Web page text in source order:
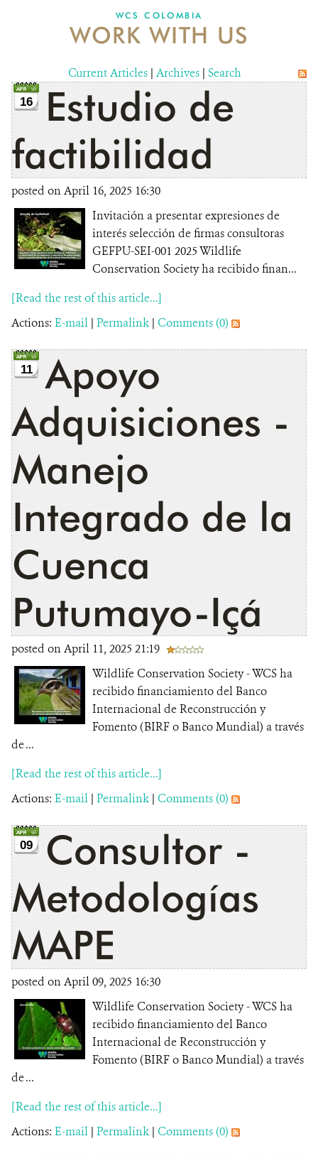
NEWS
PUBLICATIONS
ANNUAL REPORT WCS COLOMBIA
MEDIA COVERAGE
GRIEVANCE REDRESS MECHANISM
DONATE
WCS COLOMBIA
WORK WITH US
Current Articles | Archives | Search
16
Estudio de
factibilidad
posted on April 16, 2025 16:30
Invitación a presentar expresiones de
interés selección de firmas consultoras
GEFPU-SEI-001 2025 Wildlife
Conservation Society ha recibido finan...
[Read the rest of this article...]
Actions: E-mail | Permalink | Comments (0)
11
Apoyo
Adquisiciones -
Manejo
Integrado de la
Cuenca
Putumayo-Içá
posted on April 11, 2025 21:19
Wildlife Conservation Society - WCS ha
recibido financiamiento del Banco
Internacional de Reconstrucción y
Fomento (BIRF o Banco Mundial) a través
de ...
[Read the rest of this article...]
Actions: E-mail | Permalink | Comments (0)
09
Consultor -
Metodologías
MAPE
posted on April 09, 2025 16:30
Wildlife Conservation Society - WCS ha
recibido financiamiento del Banco
Internacional de Reconstrucción y
Fomento (BIRF o Banco Mundial) a través
de ...
[Read the rest of this article...]
Actions: E-mail | Permalink | Comments (0)